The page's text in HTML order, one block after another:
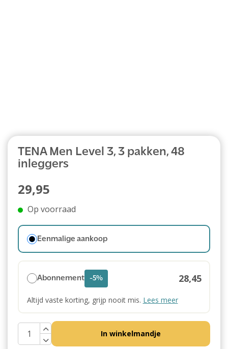
TENA Men Level 3, 3 pakken, 48
inleggers
29,95
Op voorraad
Eenmalige aankoop
Abonnement -5% 28,45
Altijd vaste korting, grijp nooit mis. Lees meer
In winkelmandje